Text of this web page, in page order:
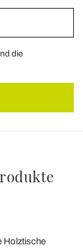
die
Holztische